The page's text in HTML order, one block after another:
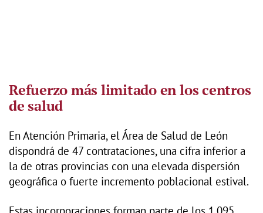
Refuerzo más limitado en los centros
de salud
En Atención Primaria, el Área de Salud de León
dispondrá de 47 contrataciones, una cifra inferior a
la de otras provincias con una elevada dispersión
geográfica o fuerte incremento poblacional estival.